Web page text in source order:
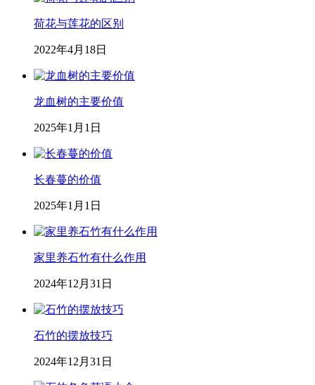
荷花与莲花的区别
2022年4月18日
龙血树的主要价值
2025年1月1日
长春蔓的价值
2025年1月1日
家里养石竹有什么作用
2024年12月31日
石竹的摆放技巧
2024年12月31日